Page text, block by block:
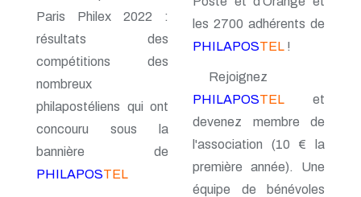
n° 61 - Octobre 1995
n° 60 - Juillet 1995
n° 59 - Avril 1995
n° 57 - Octobre 1994
n° 56 - Juillet 1994
n° 54 - Janvier 1994
n° 53 - Octobre 1993
n° 52 - Juillet 1993
Paris Philex 2022 :
résultats des
compétitions des
nombreux
philapostéliens qui ont
concouru sous la
bannière de
PHILAPOSTEL
les 2700 adhérents de
PHILAPOSTEL !
Rejoignez
PHILAPOSTEL et
devenez membre de
l'association (10 € la
première année). Une
équipe de bénévoles